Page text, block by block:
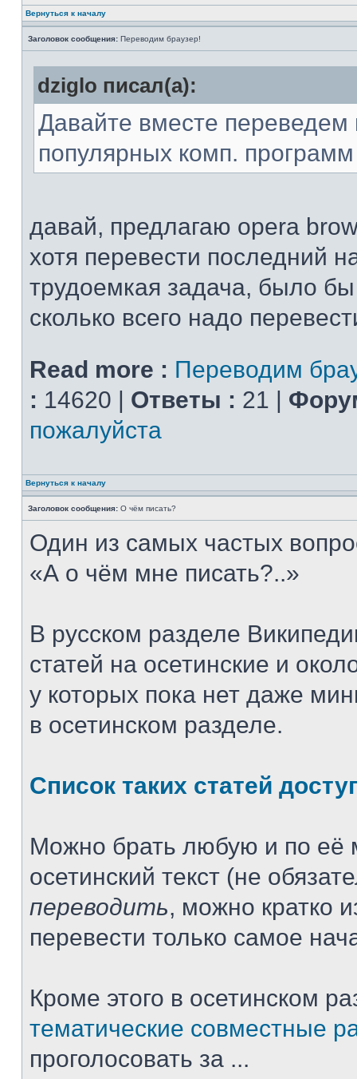
Вернуться к началу
Заголовок сообщения: Переводим браузер!
dziglo писал(а):
Давайте вместе переведем
популярных комп.
давай, предлагаю opera
хотя перевести последний
трудоемкая задача, было
сколько всего надо
Read more : Переводим
: 14620 | Ответы : 21 |
пожалуйста
Вернуться к началу
Заголовок сообщения: О чём писать?
Один из самых частых
«А о чём мне писать?..»
В русском разделе
статей на осетинские и
у которых пока нет даже
в осетинском разделе.
Список таких статей
Можно брать любую и по её
осетинский текст (не
переводить, можно кратко
перевести только самое
Кроме этого в осетинском
тематические совместные
проголосовать за ...